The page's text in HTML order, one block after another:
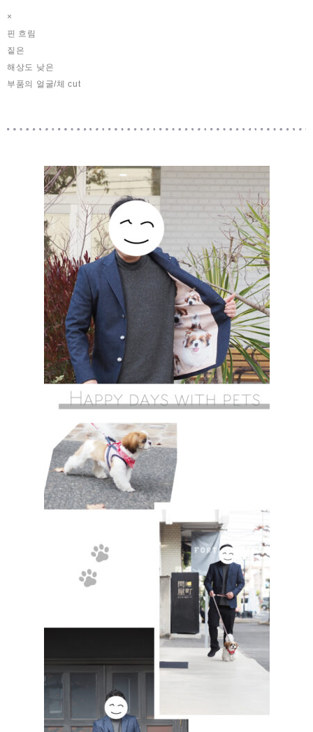
×
핀 흐림
짙은
해상도 낮은
부품의 얼굴/체 cut